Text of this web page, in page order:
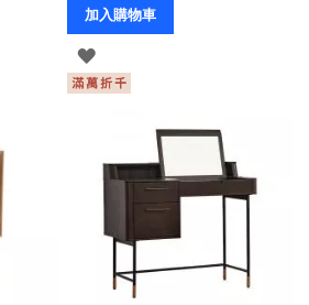
加入購物車
登
入